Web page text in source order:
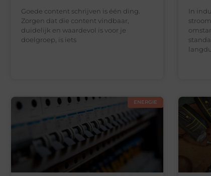
Goede content schrijven is één ding.
Zorgen dat die content vindbaar,
duidelijk en waardevol is voor je
doelgroep, is iets
In
ENERGIE